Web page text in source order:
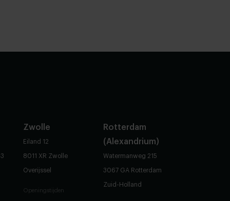
Zwolle
Eiland 12
8011 XR Zwolle
Overijssel
Openingstijden
Rotterdam
(Alexandrium)
Watermanweg 215
3067 GA Rotterdam
Zuid-Holland